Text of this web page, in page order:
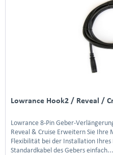
Lowrance Hook2 / Reveal /
Lowrance 8-Pin Geber-
Reveal & Cruise Erweitern Sie
Flexibilität bei der Installation
Standardkabel des Gebers einfach...